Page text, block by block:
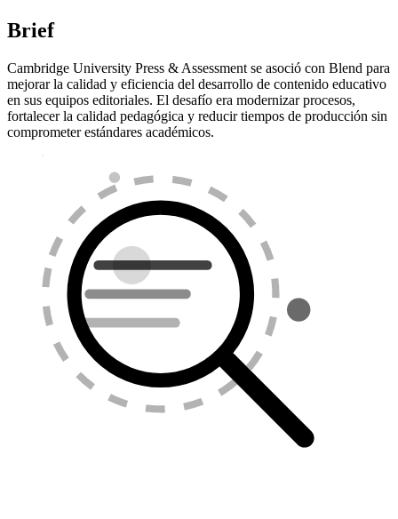
Brief
Cambridge University Press & Assessment se asoció con Blend para
mejorar la calidad y eficiencia del desarrollo de contenido educativo
en sus equipos editoriales. El desafío era modernizar procesos,
fortalecer la calidad pedagógica y reducir tiempos de producción sin
comprometer estándares académicos.